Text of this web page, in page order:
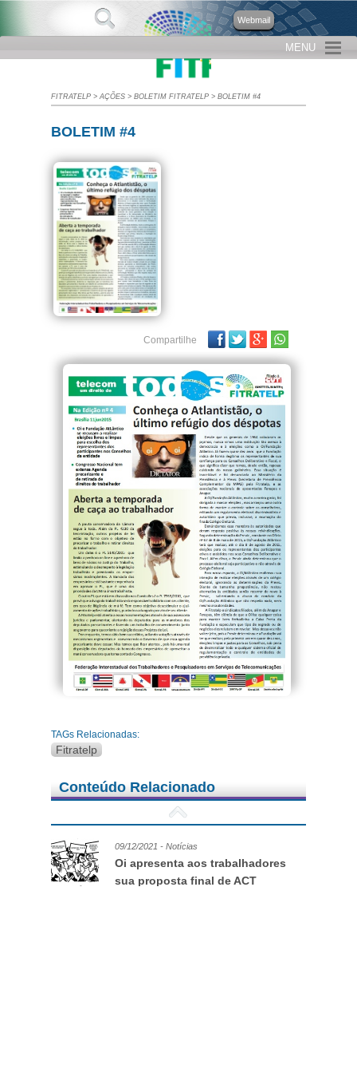
Webmail
MENU
FITRATELP >AÇÕES > BOLETIM FITRATELP > BOLETIM #4
BOLETIM #4
Compartilhe Facebook
TwitterGoogle Plus
TAGs Relacionadas:
Fitratelp
Conteúdo Relacionado
09/12/2021 - Notícias
Oi apresenta aos trabalhadores
sua proposta final de ACT